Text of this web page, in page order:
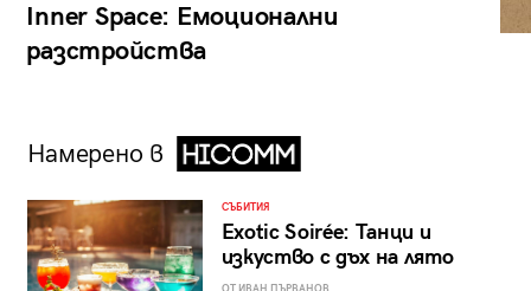
Inner Space: Емоционални
разстройства
Намерено в
СЪБИТИЯ
Exotic Soirée: Танци и
изкуство с дъх на лято